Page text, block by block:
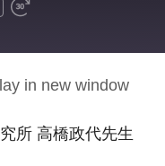
in new window
所 高橋政代先生